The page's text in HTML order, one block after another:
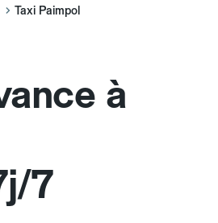
Taxi Paimpol
à
7